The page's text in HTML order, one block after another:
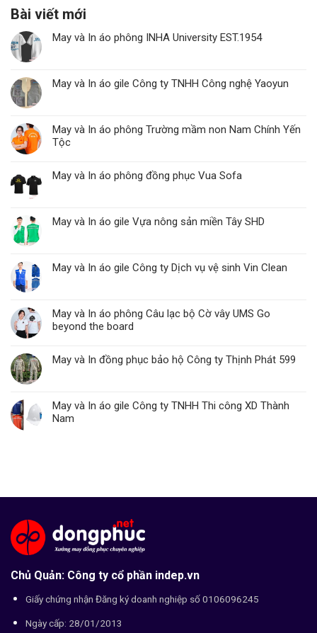
Bài viết mới
May và In áo phông INHA University EST.1954
May và In áo gile Công ty TNHH Công nghệ Yaoyun
May và In áo phông Trường mầm non Nam Chính Yến
Tộc
May và In áo phông đồng phục Vua Sofa
May và In áo gile Vựa nông sản miền Tây SHD
May và In áo gile Công ty Dịch vụ vệ sinh Vin Clean
May và In áo phông Câu lạc bộ Cờ vây UMS Go
beyond the board
May và In đồng phục bảo hộ Công ty Thịnh Phát 599
May và In áo gile Công ty TNHH Thi công XD Thành
Nam
Chủ Quản: Công ty cổ phần indep.vn
Giấy chứng nhận Đăng ký doanh nghiệp số 0106096245
Ngày cấp: 28/01/2013